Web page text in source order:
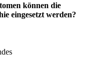
können die
eingesetzt werden?